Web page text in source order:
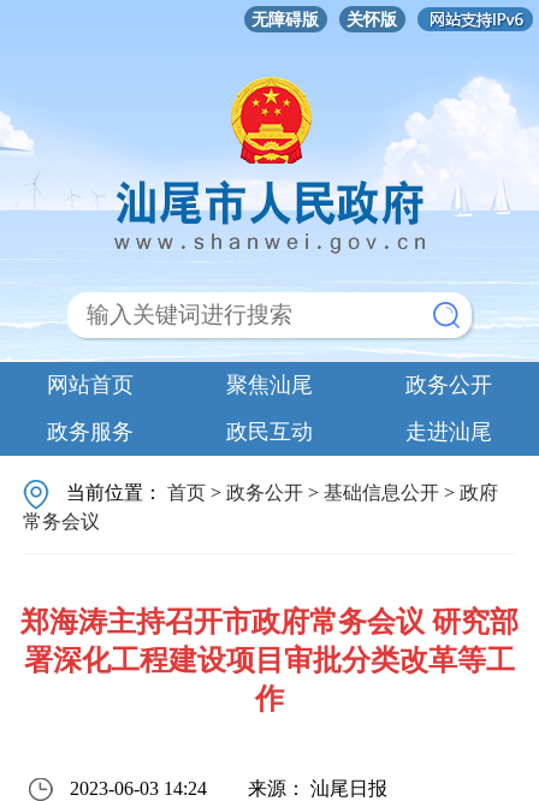
无障碍版 关怀版
网站首页 聚焦汕尾
政务公开
政务服务
政民互动 走进汕尾
当前位置：首页 >政务公开 >基础信息公开 >政府
常务会议
郑海涛主持召开市政府常务会议 研究部
署深化工程建设项目审批分类改革等工
作
2023-06-03 14:24 来源： 汕尾日报